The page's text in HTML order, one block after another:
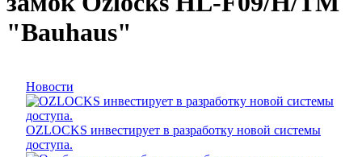
"Bauhaus"
Новости
OZLOCKS инвестирует в разработку новой системы
доступа.